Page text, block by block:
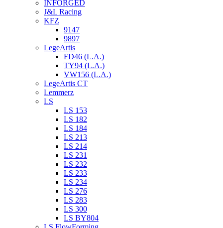
INFORGED
J&L Racing
KFZ
9147
9897
LegeArtis
FD46 (L.A.)
TY94 (L.A.)
VW156 (L.A.)
LegeArtis CT
Lemmerz
LS
LS 153
LS 182
LS 184
LS 213
LS 214
LS 231
LS 232
LS 233
LS 234
LS 276
LS 283
LS 300
LS BY804